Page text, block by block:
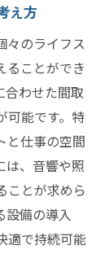
え方
々のライフス
ることができ
合わせた間取
可能です。特
と仕事の空間
は、音響や照
ことが求めら
設備の導入
適で持続可能